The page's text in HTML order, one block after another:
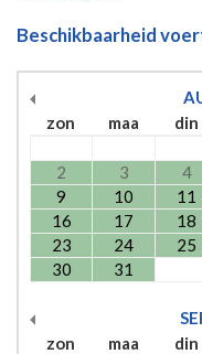
Beschikbaarheid
zon
maa din
2
3 4
9
10 11
16
17 18
23
24 25
30
31
zon
maa din